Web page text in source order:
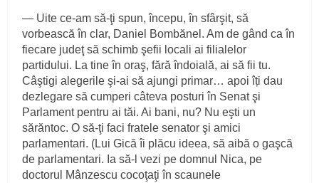
— Uite ce‑am să‑ţi spun, începu, în sfârşit, să
vorbească în clar, Daniel Bombănel. Am de gând ca în
fiecare judeţ să schimb şefii locali ai filialelor
partidului. La tine în oraş, fără îndoială, ai să fii tu.
Câştigi alegerile şi‑ai să ajungi primar… apoi îți dau
dezlegare să cumperi câteva posturi în Senat şi
Parlament pentru ai tăi. Ai bani, nu? Nu eşti un
sărăntoc. O să‑ţi faci fratele senator şi amici
parlamentari. (Lui Gică îi plăcu ideea, să aibă o gaşcă
de parlamentari. Ia să‑l vezi pe domnul Nica, pe
doctorul Mânzescu cocoţaţi în scaunele